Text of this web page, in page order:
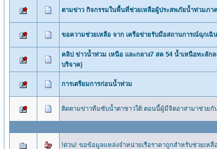
ตามข่าว กิจกรรมในพื้นที่ช่วยเหลื​อผู้ประสพภัยน้ำท่วมภา
ขอความช่วยเหลือ จาก เครือข่ายรับมือสถานการณ์ฉุกเฉิ
คลิป ข่าวน้ำท่วม เหนือ และกลาง7 สค 54 น้ำเหนือทะลัก
บริจาค)
การเตรียมการก่อนน้ำท่วม
ติดตามข่าวทีมซับน้ำตาชาวใต้:ตอนนี้ผู้มีจิตอาสามาช่วยกั
!ด่วน! ขอข้อมูลแหล่งจำหน่ายเรือราคาถูกสำหรับช่วยเห